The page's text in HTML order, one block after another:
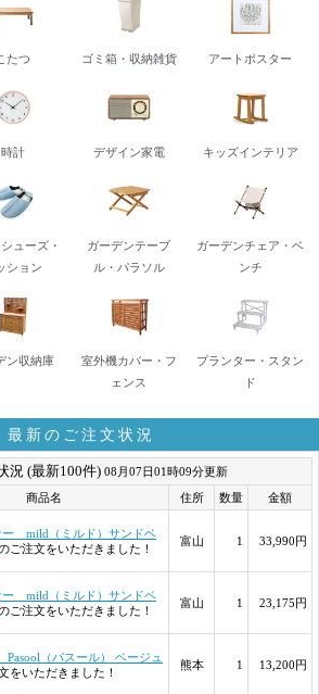
たつ ゴミ箱・収納雑貨 アートポスター
時計 デザイン家電 キッズインテリア
ューズ・
ション
ガーデンテーブ
ル・パラソル
ガーデンチェア・ベ
ンチ
ン収納庫
室外機カバー・フ
ェンス
プランター・スタン
ド
最新のご注文状況